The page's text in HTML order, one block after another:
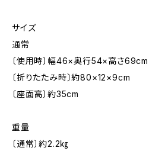
サイズ
通常
〔使用時〕幅46×奥行54×高さ69cm
〔折りたたみ時〕約80×12×9cm
〔座面高〕約35cm
重量
〔通常〕約2.2㎏